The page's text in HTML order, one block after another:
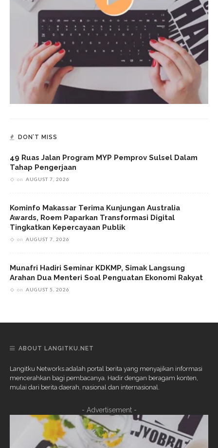
DON’T MISS
49 Ruas Jalan Program MYP Pemprov Sulsel Dalam
Tahap Pengerjaan
on AUGUST 7, 2026
Kominfo Makassar Terima Kunjungan Australia
Awards, Roem Paparkan Transformasi Digital
Tingkatkan Kepercayaan Publik
on AUGUST 7, 2026
Munafri Hadiri Seminar KDKMP, Simak Langsung
Arahan Dua Menteri Soal Penguatan Ekonomi Rakyat
on AUGUST 5, 2026
ABOUT LANGITKU.NET
Langitku Networks adalah portal berita yang menyajikan informasi
mencerahkan bagi pembacanya. Hadir dengan beragam konten,
mulai dari berita daerah, nasional dan internasional.
- Advertisement -